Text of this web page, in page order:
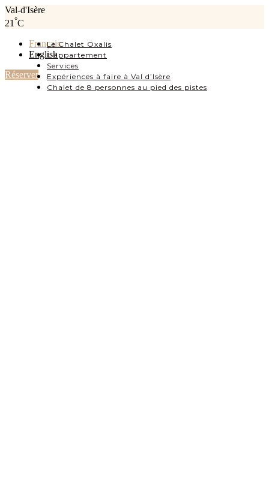
Val-d'Isère
21 °C
Français
English
Réserver
Le Chalet Oxalis
L’appartement
Services
Expériences à faire à Val d’Isère
Chalet de 8 personnes au pied des pistes